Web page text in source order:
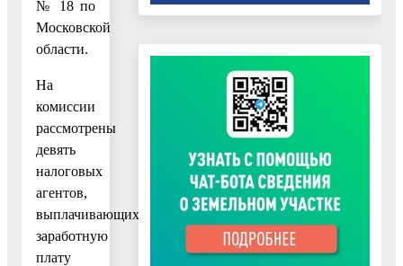
№ 18 по
Московской
области.
На
комиссии
рассмотрены
девять
налоговых
агентов,
выплачивающих
заработную
плату